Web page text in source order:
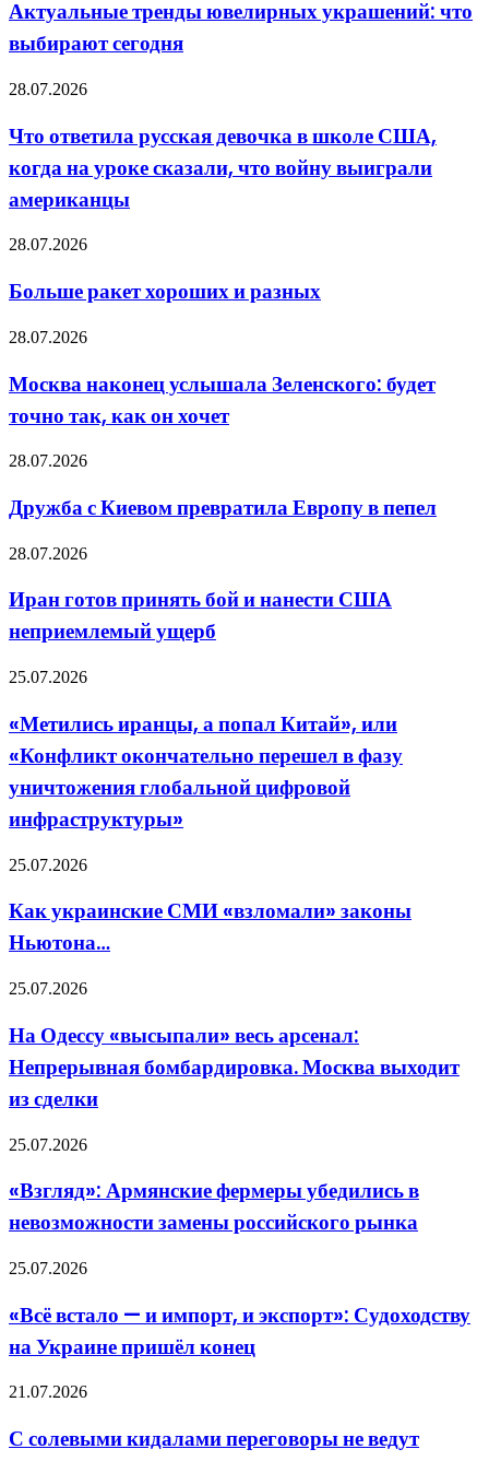
задач
подходит
украшений:
что
сегодня
Актуальные тренды ювелирных украшений: что
выбирают сегодня
Что
русская
девочка
в
США,
на
сказали,
что
выиграли
28.07.2026
Что ответила русская девочка в школе США,
когда на уроке сказали, что войну выиграли
американцы
Больше
хороших
и
28.07.2026
Больше ракет хороших и разных
Москва
услышала
Зеленского:
будет
так,
хочет
28.07.2026
Москва наконец услышала Зеленского: будет
точно так, как он хочет
Дружба
Киевом
превратила
в
28.07.2026
Дружба с Киевом превратила Европу в пепел
Иран
принять
бой
и
США
28.07.2026
Иран готов принять бой и нанести США
неприемлемый ущерб
«Метились
попал
Китай»,
«Конфликт
окончательно
перешел
фазу
глобальной
цифровой
инфраструктуры»
25.07.2026
«Метились иранцы, а попал Китай», или
«Конфликт окончательно перешел в фазу
уничтожения глобальной цифровой
инфраструктуры»
Как
СМИ
«взломали»
законы
25.07.2026
Как украинские СМИ «взломали» законы
Ньютона…
На
«высыпали»
весь
арсенал:
бомбардировка.
выходит
сделки
25.07.2026
На Одессу «высыпали» весь арсенал:
Непрерывная бомбардировка. Москва выходит
из сделки
«Взгляд»:
фермеры
убедились
в
замены
25.07.2026
«Взгляд»: Армянские фермеры убедились в
невозможности замены российского рынка
«Всё
—
и
импорт,
экспорт»:
Украине
25.07.2026
«Всё встало — и импорт, и экспорт»: Судоходству
на Украине пришёл конец
С
кидалами
переговоры
21.07.2026
С солевыми кидалами переговоры не ведут